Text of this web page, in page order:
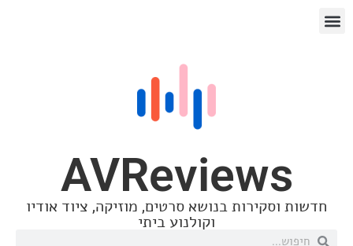
בנושא סרטים, מוזיקה, ציוד אודיו
וקולנוע ביתי